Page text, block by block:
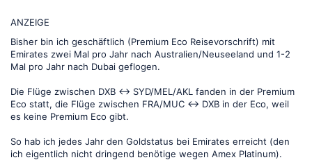
ANZEIGE
Bisher bin ich geschäftlich (Premium Eco Reisevorschrift) mit
Emirates zwei Mal pro Jahr nach Australien/Neuseeland und 1-2
Mal pro Jahr nach Dubai geflogen.
Die Flüge zwischen DXB <-> SYD/MEL/AKL fanden in der Premium
Eco statt, die Flüge zwischen FRA/MUC <-> DXB in der Eco, weil
es keine Premium Eco gibt.
So hab ich jedes Jahr den Goldstatus bei Emirates erreicht (den
ich eigentlich nicht dringend benötige wegen Amex Platinum).